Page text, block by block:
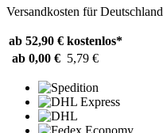
Versandkosten für Deutschland
ab 52,90 € kostenlos*
ab 0,00 € 5,79 €